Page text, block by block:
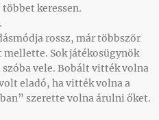
többet keressen.
rossz, már többször
Sok játékosügynök
vele. Bobált vitték volna
eladó, ha vitték volna a
szerette volna árulni őket.